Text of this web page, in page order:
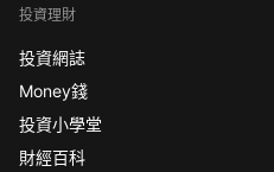
投資理財
投資網誌
Money錢
投資小學堂
財經百科